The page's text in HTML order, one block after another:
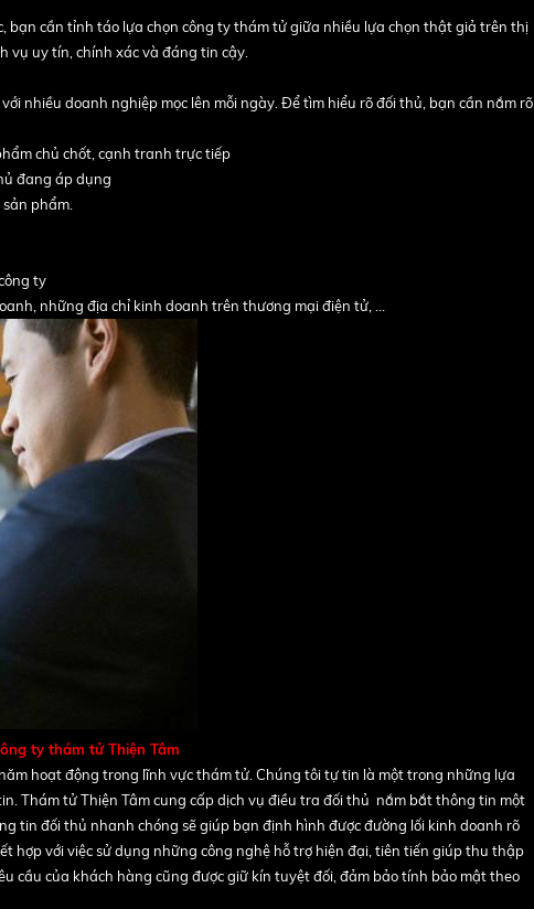
bạn cần tỉnh táo lựa chọn công ty thám tử giữa nhiều lựa chọn thật giả trên thị
vụ uy tín, chính xác và đáng tin cậy.
nhiều doanh nghiệp mọc lên mỗi ngày. Để tìm hiểu rõ đối thủ, bạn cần nắm rõ
chủ chốt, cạnh tranh trực tiếp
đang áp dụng
phẩm.
ty
những địa chỉ kinh doanh trên thương mại điện tử, …
ty thám tử Thiện Tâm
hoạt động trong lĩnh vực thám tử. Chúng tôi tự tin là một trong những lựa
Thám tử Thiện Tâm cung cấp dịch vụ điều tra đối thủ nắm bắt thông tin một
tin đối thủ nhanh chóng sẽ giúp bạn định hình được đường lối kinh doanh rõ
hợp với việc sử dụng những công nghệ hỗ trợ hiện đại, tiên tiến giúp thu thập
cầu của khách hàng cũng được giữ kín tuyệt đối, đảm bảo tính bảo mật theo